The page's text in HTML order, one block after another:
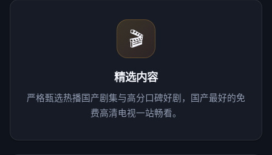
🎬
精选内容
严格甄选热播国产剧集与高分口碑好剧，国产最好的免
费高清电视一站畅看。